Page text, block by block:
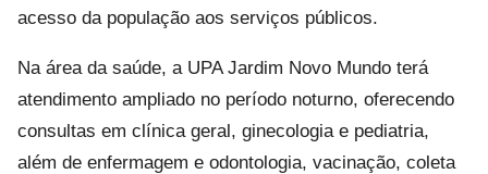
acesso da população aos serviços públicos.
Na área da saúde, a UPA Jardim Novo Mundo terá
atendimento ampliado no período noturno, oferecendo
consultas em clínica geral, ginecologia e pediatria,
além de enfermagem e odontologia, vacinação, coleta